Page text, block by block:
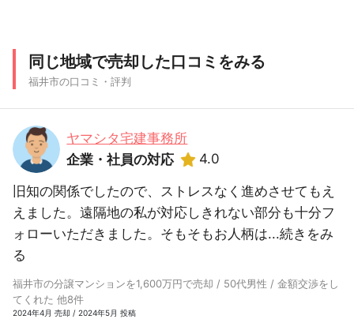
同じ地域で売却した口コミをみる
福井市の口コミ・評判
ヤマシタ宅建事務所
企業・社員の対応
4.0
旧知の関係でしたので、ストレスなく進めさせてもえ
えました。遠隔地の私が対応しきれない部分も十分フ
ォローいただきました。そもそもお人柄は...続きをみ
る
福井市の分譲マンションを1,600万円で売却 / 50代男性 / 金額交渉をし
てくれた 他8件
2024年4月 売却 / 2024年5月 投稿